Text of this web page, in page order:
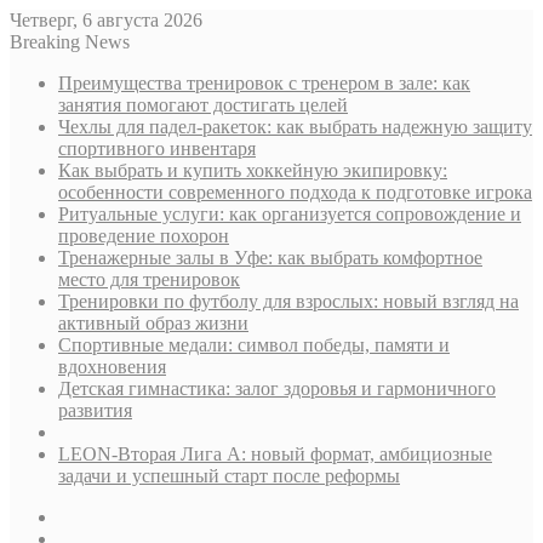
Четверг, 6 августа 2026
Breaking News
Преимущества тренировок с тренером в зале: как
занятия помогают достигать целей
Чехлы для падел-ракеток: как выбрать надежную защиту
спортивного инвентаря
Как выбрать и купить хоккейную экипировку:
особенности современного подхода к подготовке игрока
Ритуальные услуги: как организуется сопровождение и
проведение похорон
Тренажерные залы в Уфе: как выбрать комфортное
место для тренировок
Тренировки по футболу для взрослых: новый взгляд на
активный образ жизни
Спортивные медали: символ победы, памяти и
вдохновения
Детская гимнастика: залог здоровья и гармоничного
развития
LEON-Вторая Лига А: новый формат, амбициозные
задачи и успешный старт после реформы